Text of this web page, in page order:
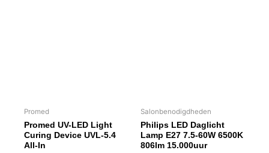
Promed
Promed UV-LED Light
Curing Device UVL-5.4
All-In
Salonbenodigdheden
Philips LED Daglicht
Lamp E27 7.5-60W 6500K
806lm 15.000uur